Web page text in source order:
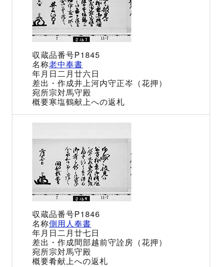
P1845
老中奉書
二月廿六日
井上河内守正岑（花押）
宗対馬守殿
寒塩鶴献上への返札
P1846
側用人奉書
二月廿七日
間部越前守詮房（花押）
宗対馬守殿
肴献上への返札